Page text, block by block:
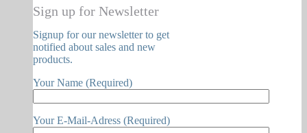
Sign up for Newsletter
Signup for our newsletter to get
notified about sales and new
products.
Your Name (Required)
Your E-Mail-Adress (Required)